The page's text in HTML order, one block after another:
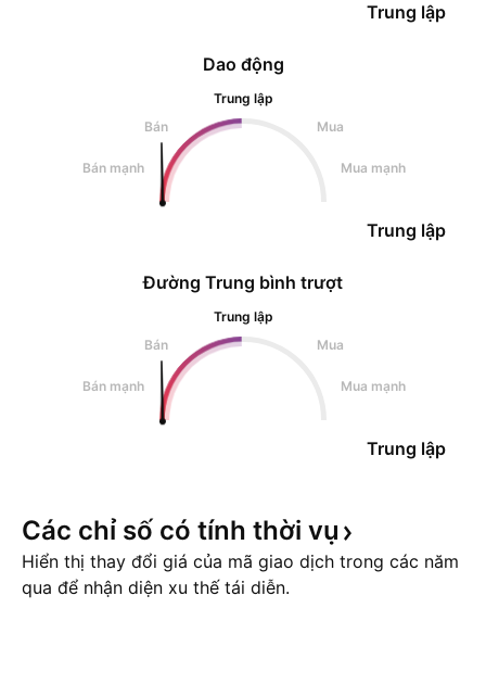
Dao động
Trung lập
Bán
Mua
Bán mạnh Mua mạnh
Trung lập
Trung lập
Đường Trung bình trượt
Trung lập
Bán
Mua
Bán mạnh Mua mạnh
Trung lập
Các chỉ số có tính thời vụ
Hiển thị thay đổi giá của mã giao dịch trong các năm
qua để nhận diện xu thế tái diễn.